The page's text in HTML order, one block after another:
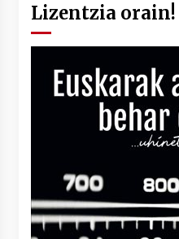
Lizentzia orain!